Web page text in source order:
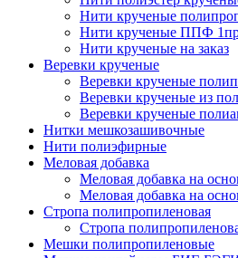
Нити крученые
Нити крученые ППФ
Нити крученые на заказ
Веревки крученые
Веревки крученые
Веревки крученые из
Веревки крученые
Нитки мешкозашивочные
Нити полиэфирные
Меловая добавка
Меловая добавка на
Меловая добавка на
Стропа полипропиленовая
Стропа
Мешки полипропиленовые